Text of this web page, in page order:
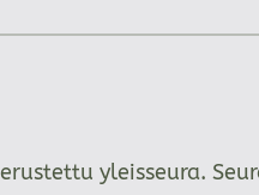
yleisseura.